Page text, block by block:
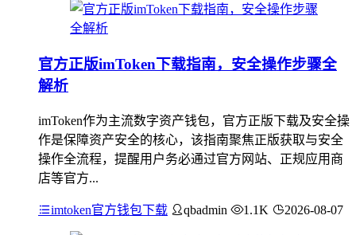
官方正版imToken下载指南，安全操作步骤全
解析
imToken作为主流数字资产钱包，官方正版下载及安全操
作是保障资产安全的核心，该指南聚焦正版获取与安全
操作全流程，提醒用户务必通过官方网站、正规应用商
店等官方...
imtoken官方钱包下载 qbadmin 1.1K 2026-08-07